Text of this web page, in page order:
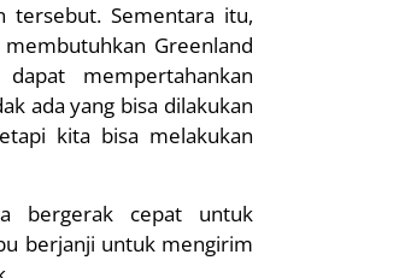
tersebut. Sementara itu,
Greenland
mempertahankan
ada yang bisa dilakukan
kita bisa melakukan
bergerak cepat untuk
berjanji untuk mengirim